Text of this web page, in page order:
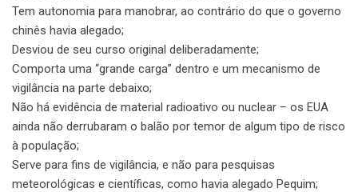
Tem autonomia para manobrar, ao contrário do que o governo
chinês havia alegado;
Desviou de seu curso original deliberadamente;
Comporta uma “grande carga” dentro e um mecanismo de
vigilância na parte debaixo;
Não há evidência de material radioativo ou nuclear – os EUA
ainda não derrubaram o balão por temor de algum tipo de risco
à população;
Serve para fins de vigilância, e não para pesquisas
meteorológicas e científicas, como havia alegado Pequim;